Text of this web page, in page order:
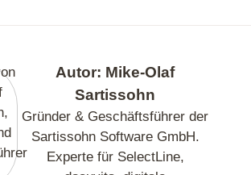
Autor: Mike-Olaf
Sartissohn
Gründer & Geschäftsführer der
Sartissohn Software GmbH.
Experte für SelectLine,